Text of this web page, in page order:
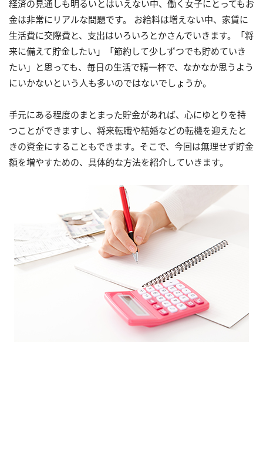
経済の見通しも明るいとはいえない中、働く女子にとってもお
金は非常にリアルな問題です。 お給料は増えない中、家賃に
生活費に交際費と、支出はいろいろとかさんでいきます。「将
来に備えて貯金したい」「節約して少しずつでも貯めていき
たい」と思っても、毎日の生活で精一杯で、なかなか思うよう
にいかないという人も多いのではないでしょうか。
手元にある程度のまとまった貯金があれば、心にゆとりを持
つことができますし、将来転職や結婚などの転機を迎えたと
きの資金にすることもできます。そこで、今回は無理せず貯金
額を増やすための、具体的な方法を紹介していきます。